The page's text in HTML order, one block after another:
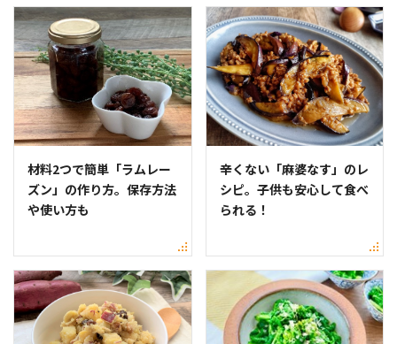
材料2つで簡単「ラムレー
ズン」の作り方。保存方法
や使い方も
辛くない「麻婆なす」のレ
シピ。子供も安心して食べ
られる！